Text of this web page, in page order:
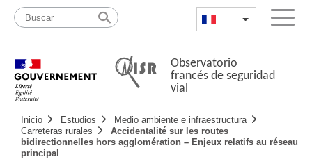
Pasar
contenido
Mapa
web
List additional
Menu
Observatorio
francés de seguridad
vial
Navigation
principale
Inicio Estudios
Medio ambiente e infraestructura
Carreteras rurales
Accidentalité sur les routes
bidirectionnelles hors agglomération – Enjeux relatifs au réseau
principal